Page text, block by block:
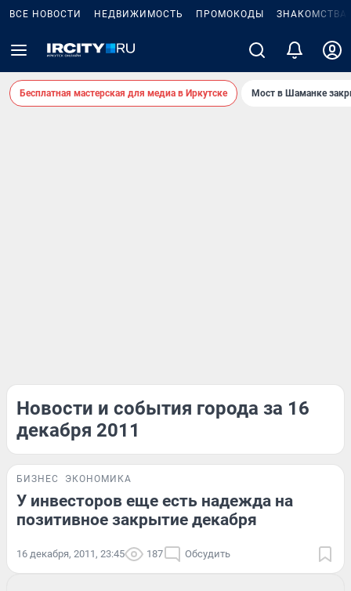
ВСЕ НОВОСТИ НЕДВИЖИМОСТЬ ПРОМОКОДЫ ЗНАКОМСТВА
Бесплатная мастерская для медиа в Иркутске Мост в Шаманке
Новости и события города за 16
декабря 2011
БИЗНЕС ЭКОНОМИКА
У инвесторов еще есть надежда на
позитивное закрытие декабря
16 декабря, 2011, 23:45 187 Обсудить